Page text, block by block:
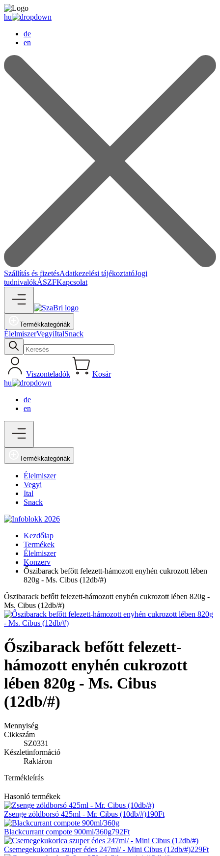
hu
de
en
Szállítás és fizetésAdatkezelési tájékoztatóJogi
tudnivalókÁSZFKapcsolat
Termékkategóriák
ÉlelmiszerVegyiItalSnack
Viszonteladók
Kosár
hu
de
en
Termékkategóriák
Élelmiszer
Vegyi
Ital
Snack
Kezdőlap
Termékek
Élelmiszer
Konzerv
Őszibarack befőtt felezett-hámozott enyhén cukrozott lében
820g - Ms. Cibus (12db/#)
Őszibarack befőtt felezett-hámozott enyhén cukrozott lében 820g -
Ms. Cibus (12db/#)
Őszibarack befőtt felezett-
hámozott enyhén cukrozott
lében 820g - Ms. Cibus
(12db/#)
Mennyiség
Cikkszám
SZ0331
Készletinformáció
Raktáron
Termékleírás
Hasonló termékek
Zsenge zöldborsó 425ml - Mr. Cibus (10db/#)190Ft
Blackcurrant compote 900ml/360g792Ft
Csemegekukorica szuper édes 247ml/ - Mini Cibus (12db/#)229Ft